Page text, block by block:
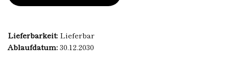
Lieferbarkeit: Lieferbar
Ablaufdatum:30.12.2030